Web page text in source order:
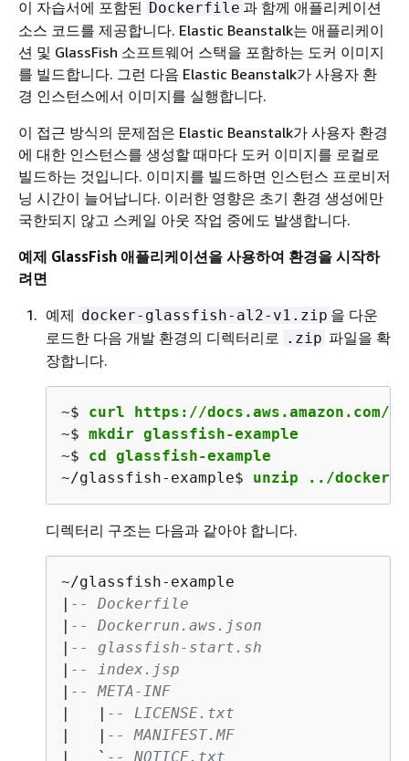
이 자습서에 포함된 Dockerfile 과 함께 애플리케이션
소스 코드를 제공합니다. Elastic Beanstalk는 애플리케이
션 및 GlassFish 소프트웨어 스택을 포함하는 도커 이미지
를 빌드합니다. 그런 다음 Elastic Beanstalk가 사용자 환
경 인스턴스에서 이미지를 실행합니다.
이 접근 방식의 문제점은 Elastic Beanstalk가 사용자 환경
에 대한 인스턴스를 생성할 때마다 도커 이미지를 로컬로
빌드하는 것입니다. 이미지를 빌드하면 인스턴스 프로비저
닝 시간이 늘어납니다. 이러한 영향은 초기 환경 생성에만
국한되지 않고 스케일 아웃 작업 중에도 발생합니다.
예제 GlassFish 애플리케이션을 사용하여 환경을 시작하
려면
예제 docker-glassfish-al2-v1.zip 을 다운
로드한 다음 개발 환경의 디렉터리로
.zip 파일을 확
장합니다.
~$ curl https://
~$ mkdir glassfish-example
~$ cd glassfish-example
~/glassfish-example$ unzip ../docker-
디렉터리 구조는 다음과 같아야 합니다.
~/glassfish-example
| -- Dockerfile
| -- Dockerrun.aws.json
| -- glassfish-start.sh
| -- index.jsp
| -- META-INF
|   | -- LICENSE.txt
|   | -- MANIFEST.MF
|   ` -- NOTICE.txt